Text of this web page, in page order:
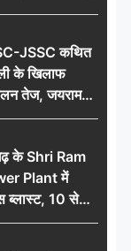
पर गंदगी,
JSSC कथित
के खिलाफ
तेज, जयराम
का एक दिवसीय
के Shri Ram
Plant में
ब्लास्ट, 10 से
मजदूर झुलसे; दो